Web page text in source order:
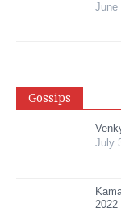
June
Gossips
July
2022